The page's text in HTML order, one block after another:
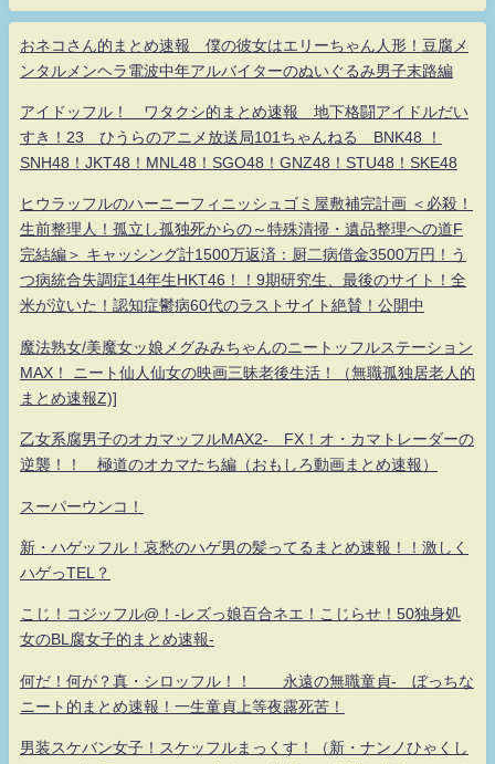
おネコさん的まとめ速報 僕の彼女はエリーちゃん人形！豆腐メ
ンタルメンヘラ電波中年アルバイターのぬいぐるみ男子末路編
アイドッフル！ ワタクシ的まとめ速報 地下格闘アイドルだい
すき！23 ひうらのアニメ放送局101ちゃんねる BNK48 ！
SNH48！JKT48！MNL48！SGO48！GNZ48！STU48！SKE48
ヒウラッフルのハーニーフィニッシュゴミ屋敷補完計画 ＜必殺！
生前整理人！孤立し孤独死からの～特殊清掃・遺品整理への道F
完結編＞ キャッシング計1500万返済：厨二病借金3500万円！う
つ病統合失調症14年生HKT46！！9期研究生、最後のサイト！全
米が泣いた！認知症鬱病60代のラストサイト絶賛！公開中
魔法熟女/美魔女ッ娘メグみみちゃんのニートッフルステーション
MAX！ ニート仙人仙女の映画三昧老後生活！（無職孤独居老人的
まとめ速報Z)]
乙女系腐男子のオカマッフルMAX2- FX！オ・カマトレーダーの
逆襲！！ 極道のオカマたち編（おもしろ動画まとめ速報）
スーパーウンコ！
新・ハゲッフル！哀愁のハゲ男の髪ってるまとめ速報！！激しく
ハゲっTEL？
こじ！コジッフル@！-レズっ娘百合ネエ！こじらせ！50独身処
女のBL腐女子的まとめ速報-
何だ！何が？真・シロッフル！！ 永遠の無職童貞- ぼっちな
ニート的まとめ速報！一生童貞上等夜露死苦！
男装スケバン女子！スケッフルまっくす！（新・ナンノひゃくし